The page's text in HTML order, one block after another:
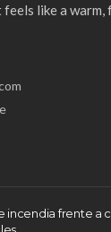
like a warm,
incendia frente a